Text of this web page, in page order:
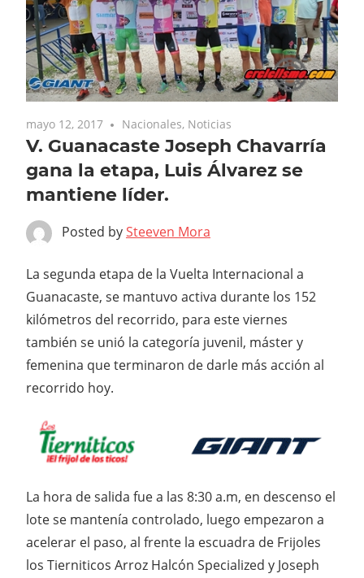
mayo 12, 2017 Nacionales, Noticias
V. Guanacaste Joseph Chavarría
gana la etapa, Luis Álvarez se
mantiene líder.
Posted bySteeven Mora
La segunda etapa de la Vuelta Internacional a
Guanacaste, se mantuvo activa durante los 152
kilómetros del recorrido, para este viernes
también se unió la categoría juvenil, máster y
femenina que terminaron de darle más acción al
recorrido hoy.
La hora de salida fue a las 8:30 a.m, en descenso el
lote se mantenía controlado, luego empezaron a
acelerar el paso, al frente la escuadra de Frijoles
los Tierniticos Arroz Halcón Specialized y Joseph